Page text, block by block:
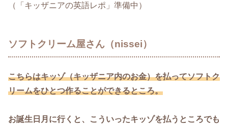
（「キッザニアの英語レポ」準備中）
ソフトクリーム屋さん（nissei）
こちらはキッゾ（キッザニア内のお金）を払ってソフトク
リームをひとつ作ることができるところ。
お誕生日月に行くと、こういったキッゾを払うところでも